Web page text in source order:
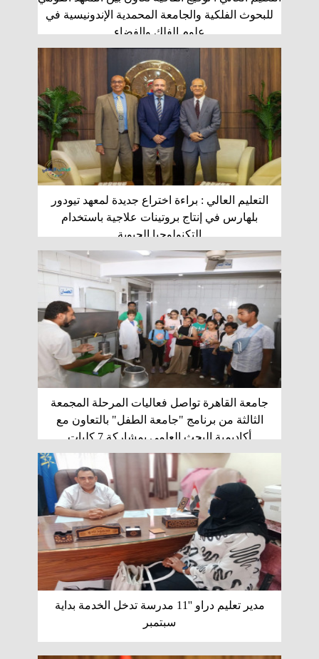
للبحوث الفلكية والجامعة المحمدية الإندونيسية في
علوم الفلك والفضاء
التعليم العالي : براءة اختراع جديدة لمعهد تيودور
بلهارس في إنتاج بروتينات علاجية باستخدام
التكنولوجيا الحيوية
جامعة القاهرة تواصل فعاليات المرحلة المجمعة
الثالثة من برنامج "جامعة الطفل" بالتعاون مع
أكاديمية البحث العلمي بمشاركة 7 كليات
مدير تعليم دراو ''11 مدرسة تدخل الخدمة بداية
سبتمبر